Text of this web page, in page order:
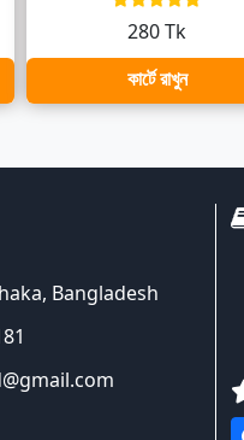
280 Tk
কার্টে রাখুন
Bangladesh